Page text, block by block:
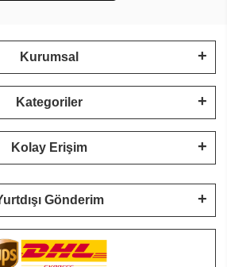
Kurumsal
Kategoriler
Kolay Erişim
Gönderim